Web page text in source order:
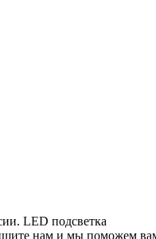
LED подсветка
нам и мы поможем